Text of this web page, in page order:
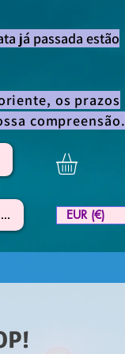
já passada estão
os prazos
compreensão.
EUR (€)